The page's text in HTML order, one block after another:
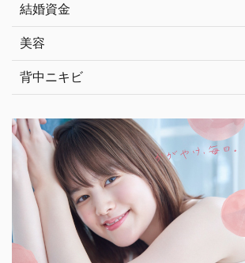
結婚資金
美容
背中ニキビ